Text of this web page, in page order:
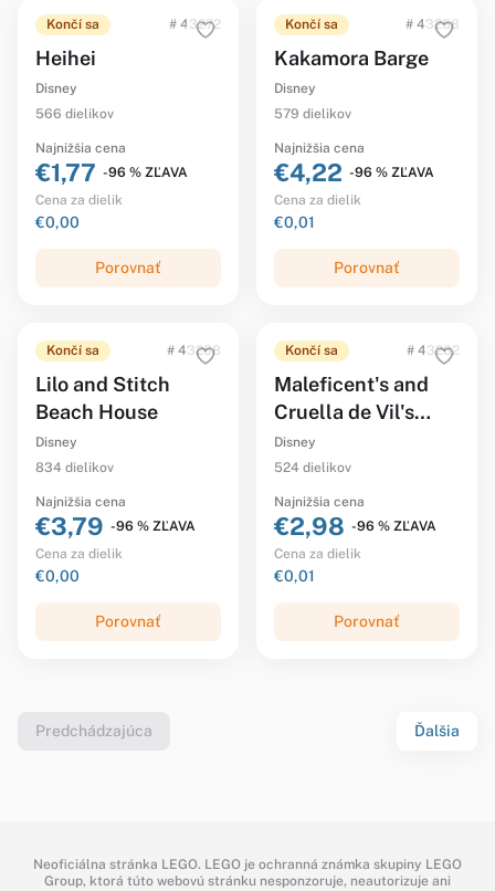
Končí sa # 43272
Heihei
Disney
566 dielikov
Najnižšia cena
€1,77 -96 % ZĽAVA
Cena za dielik
€0,00
Porovnať
Končí sa # 43258
Kakamora Barge
Disney
579 dielikov
Najnižšia cena
€4,22 -96 % ZĽAVA
Cena za dielik
€0,01
Porovnať
Končí sa # 43268
Lilo and Stitch
Beach House
Disney
834 dielikov
Najnižšia cena
€3,79 -96 % ZĽAVA
Cena za dielik
€0,00
Porovnať
Končí sa # 43262
Maleficent's and
Cruella de Vil's
Dresses
Disney
524 dielikov
Najnižšia cena
€2,98 -96 % ZĽAVA
Cena za dielik
€0,01
Porovnať
Predchádzajúca Ďalšia
Neoficiálna stránka LEGO. LEGO je ochranná známka skupiny LEGO
Group, ktorá túto webovú stránku nesponzoruje, neautorizuje ani